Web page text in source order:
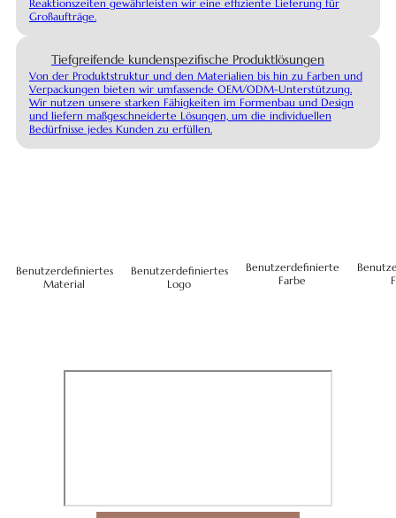
Reaktionszeiten gewährleisten wir eine effiziente Lieferung für
Großaufträge.
Tiefgreifende kundenspezifische Produktlösungen
Von der Produktstruktur und den Materialien bis hin zu Farben und
Verpackungen bieten wir umfassende OEM/ODM-Unterstützung.
Wir nutzen unsere starken Fähigkeiten im Formenbau und Design
und liefern maßgeschneiderte Lösungen, um die individuellen
Bedürfnisse jedes Kunden zu erfüllen.
Benutzerdefiniertes
Material
Benutzerdefiniertes
Logo
Benutzerdefinierte
Farbe